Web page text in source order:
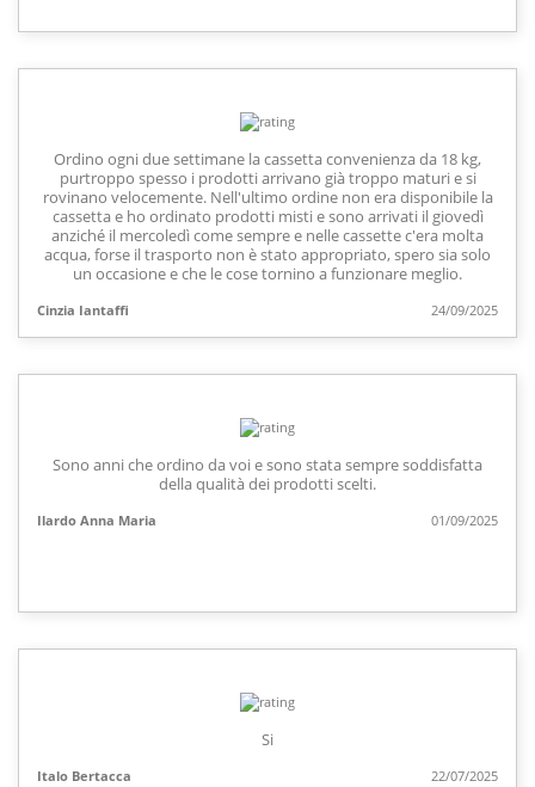
Ordino ogni due settimane la cassetta convenienza da 18 kg,
purtroppo spesso i prodotti arrivano già troppo maturi e si
rovinano velocemente. Nell'ultimo ordine non era disponibile la
cassetta e ho ordinato prodotti misti e sono arrivati il giovedì
anziché il mercoledì come sempre e nelle cassette c'era molta
acqua, forse il trasporto non è stato appropriato, spero sia solo
un occasione e che le cose tornino a funzionare meglio.
Cinzia Iantaffi 24/09/2025
Sono anni che ordino da voi e sono stata sempre soddisfatta
della qualità dei prodotti scelti.
Ilardo Anna Maria 01/09/2025
Si
Italo Bertacca 22/07/2025